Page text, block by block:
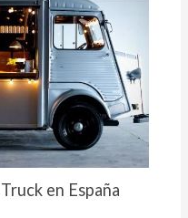
en España